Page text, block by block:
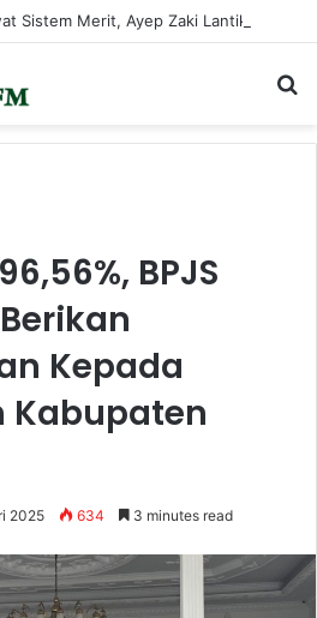
BPJS
Kepada
Kabupaten
2025 634 3 minutes read